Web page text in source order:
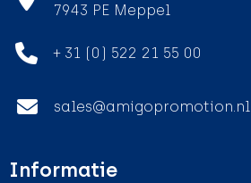
7943 PE Meppel
+ 31 (0) 522 21 55 00
sales@amigopromotion.nl
Informatie